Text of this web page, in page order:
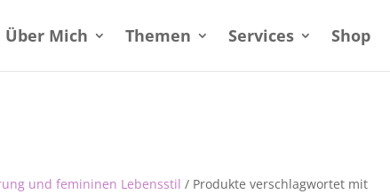
Über Mich Themen Services Shop
und femininen Lebensstil / Produkte verschlagwortet mit